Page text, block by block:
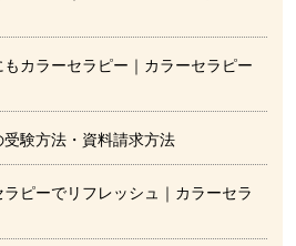
カラーセラピー｜カラーセラピー
験方法・資料請求方法
ピーでリフレッシュ｜カラーセラ